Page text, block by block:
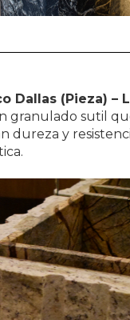
Dallas (Pieza) –
granulado sutil
dureza y